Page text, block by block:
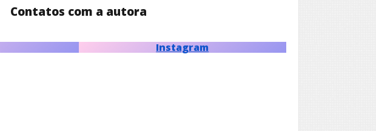
Contatos com a autora
Instagram